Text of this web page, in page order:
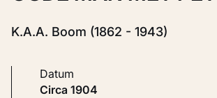
K.A.A. Boom (1862 - 1943)
Datum
circa 1904